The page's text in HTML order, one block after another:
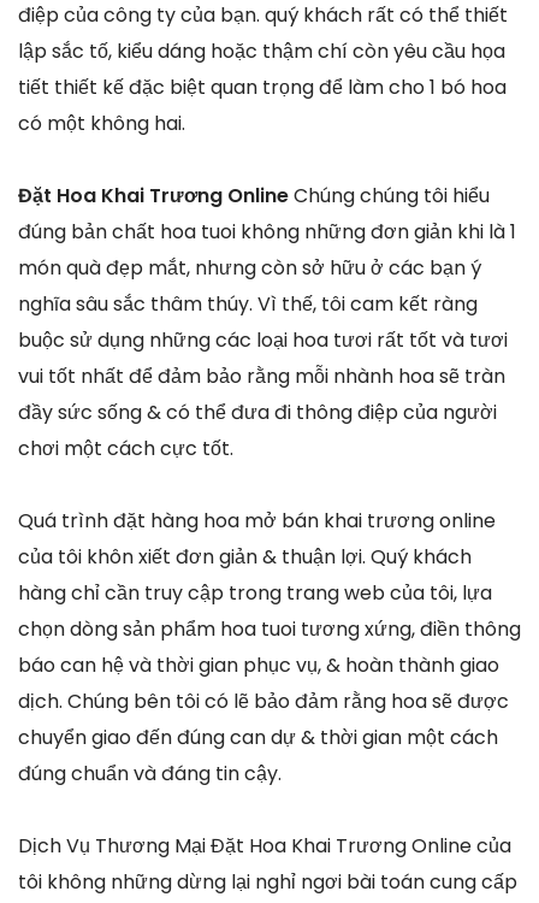
điệp của công ty của bạn. quý khách rất có thể thiết
lập sắc tố, kiểu dáng hoặc thậm chí còn yêu cầu họa
tiết thiết kế đặc biệt quan trọng để làm cho 1 bó hoa
có một không hai.
Đặt Hoa Khai Trương OnlineChúng chúng tôi hiểu
đúng bản chất hoa tuoi không những đơn giản khi là 1
món quà đẹp mắt, nhưng còn sở hữu ở các bạn ý
nghĩa sâu sắc thâm thúy. Vì thế, tôi cam kết ràng
buộc sử dụng những các loại hoa tươi rất tốt và tươi
vui tốt nhất để đảm bảo rằng mỗi nhành hoa sẽ tràn
đầy sức sống & có thể đưa đi thông điệp của người
chơi một cách cực tốt.
Quá trình đặt hàng hoa mở bán khai trương online
của tôi khôn xiết đơn giản & thuận lợi. Quý khách
hàng chỉ cần truy cập trong trang web của tôi, lựa
chọn dòng sản phẩm hoa tuoi tương xứng, điền thông
báo can hệ và thời gian phục vụ, & hoàn thành giao
dịch. Chúng bên tôi có lẽ bảo đảm rằng hoa sẽ được
chuyển giao đến đúng can dự & thời gian một cách
đúng chuẩn và đáng tin cậy.
Dịch Vụ Thương Mại Đặt Hoa Khai Trương Online của
tôi không những dừng lại nghỉ ngơi bài toán cung cấp